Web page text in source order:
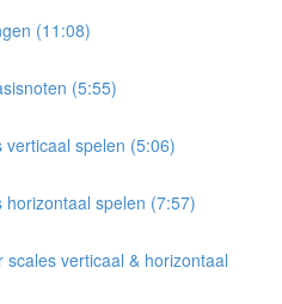
(11:08)
(5:55)
spelen (5:06)
horizontaal spelen (7:57)
scales verticaal & horizontaal